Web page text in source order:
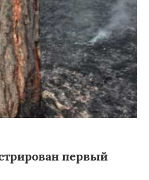
первый